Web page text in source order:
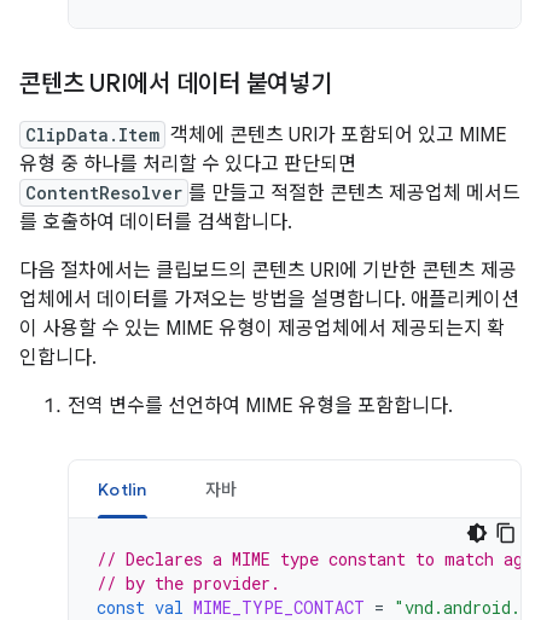
콘텐츠 URI에서 데이터 붙여넣기
ClipData.Item 객체에 콘텐츠 URI가 포함되어 있고 MIME
유형 중 하나를 처리할 수 있다고 판단되면
ContentResolver 를 만들고 적절한 콘텐츠 제공업체 메서드
를 호출하여 데이터를 검색합니다.
다음 절차에서는 클립보드의 콘텐츠 URI에 기반한 콘텐츠 제공
업체에서 데이터를 가져오는 방법을 설명합니다. 애플리케이션
이 사용할 수 있는 MIME 유형이 제공업체에서 제공되는지 확
인합니다.
전역 변수를 선언하여 MIME 유형을 포함합니다.
Kotlin 자바
// Declares a MIME type constant to match
// by the provider.
const val MIME_TYPE_CONTACT =